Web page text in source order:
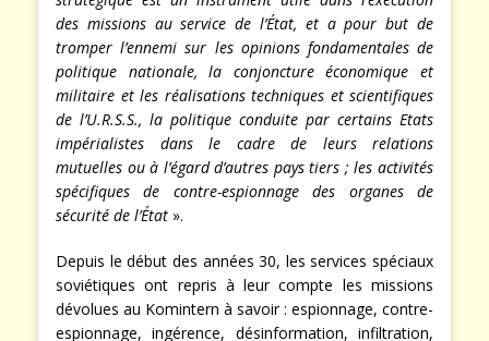
des missions au service de l’État, et a pour but de
tromper l’ennemi sur les opinions fondamentales de
politique nationale, la conjoncture économique et
militaire et les réalisations techniques et scientifiques
de l’U.R.S.S., la politique conduite par certains Etats
impérialistes dans le cadre de leurs relations
mutuelles ou à l’égard d’autres pays tiers ; les activités
spécifiques de contre-espionnage des organes de
sécurité de l’État ».
Depuis le début des années 30, les services spéciaux
soviétiques ont repris à leur compte les missions
dévolues au Komintern à savoir : espionnage, contre-
espionnage, ingérence, désinformation, infiltration,